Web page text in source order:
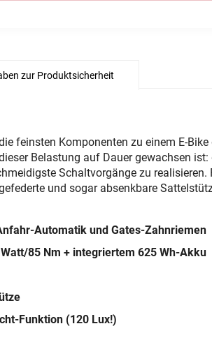
feinsten Komponenten zu einem E-
Belastung auf Dauer gewachsen
Schaltvorgänge zu
und sogar absenkbare
Automatik und Gates-Zahnriemen
85 Nm + integriertem 625 Wh-Akku
Funktion (120 Lux!)
zur Produktsicherheit